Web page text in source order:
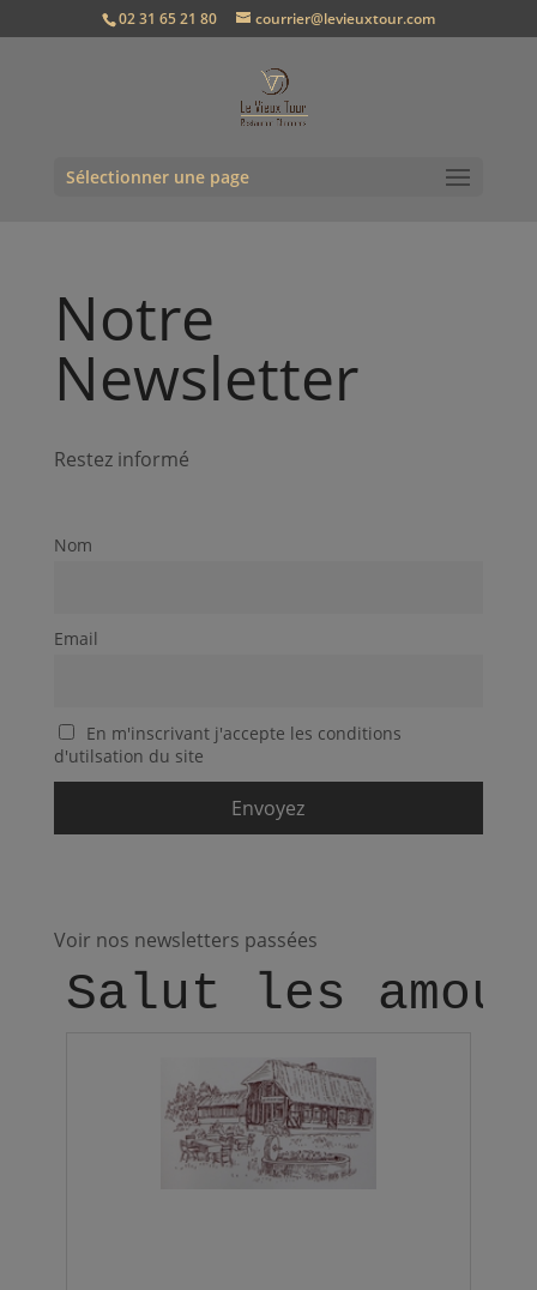
02 31 65 21 80 courrier@levieuxtour.com
Sélectionner une page
Notre
Newsletter
Restez informé
Nom
Email
En m'inscrivant j'accepte les conditions
d'utilsation du site
Voir nos newsletters passées
Salut les